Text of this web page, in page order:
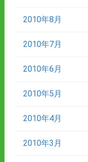
2010年8月
2010年7月
2010年6月
2010年5月
2010年4月
2010年3月